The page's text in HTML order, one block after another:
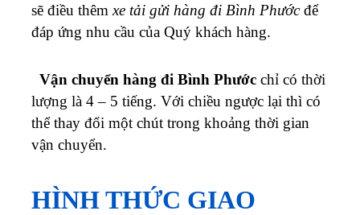
sẽ điều thêm xe tải gửi hàng đi Bình Phướcđể
đáp ứng nhu cầu của Quý khách hàng.
Vận chuyển hàng đi Bình Phước chỉ có thời
lượng là 4 – 5 tiếng. Với chiều ngược lại thì có
thể thay đổi một chút trong khoảng thời gian
vận chuyển.
HÌNH THỨC GIAO